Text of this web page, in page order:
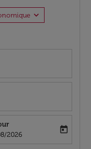
expand_more
return-date-aria-label
2026
today